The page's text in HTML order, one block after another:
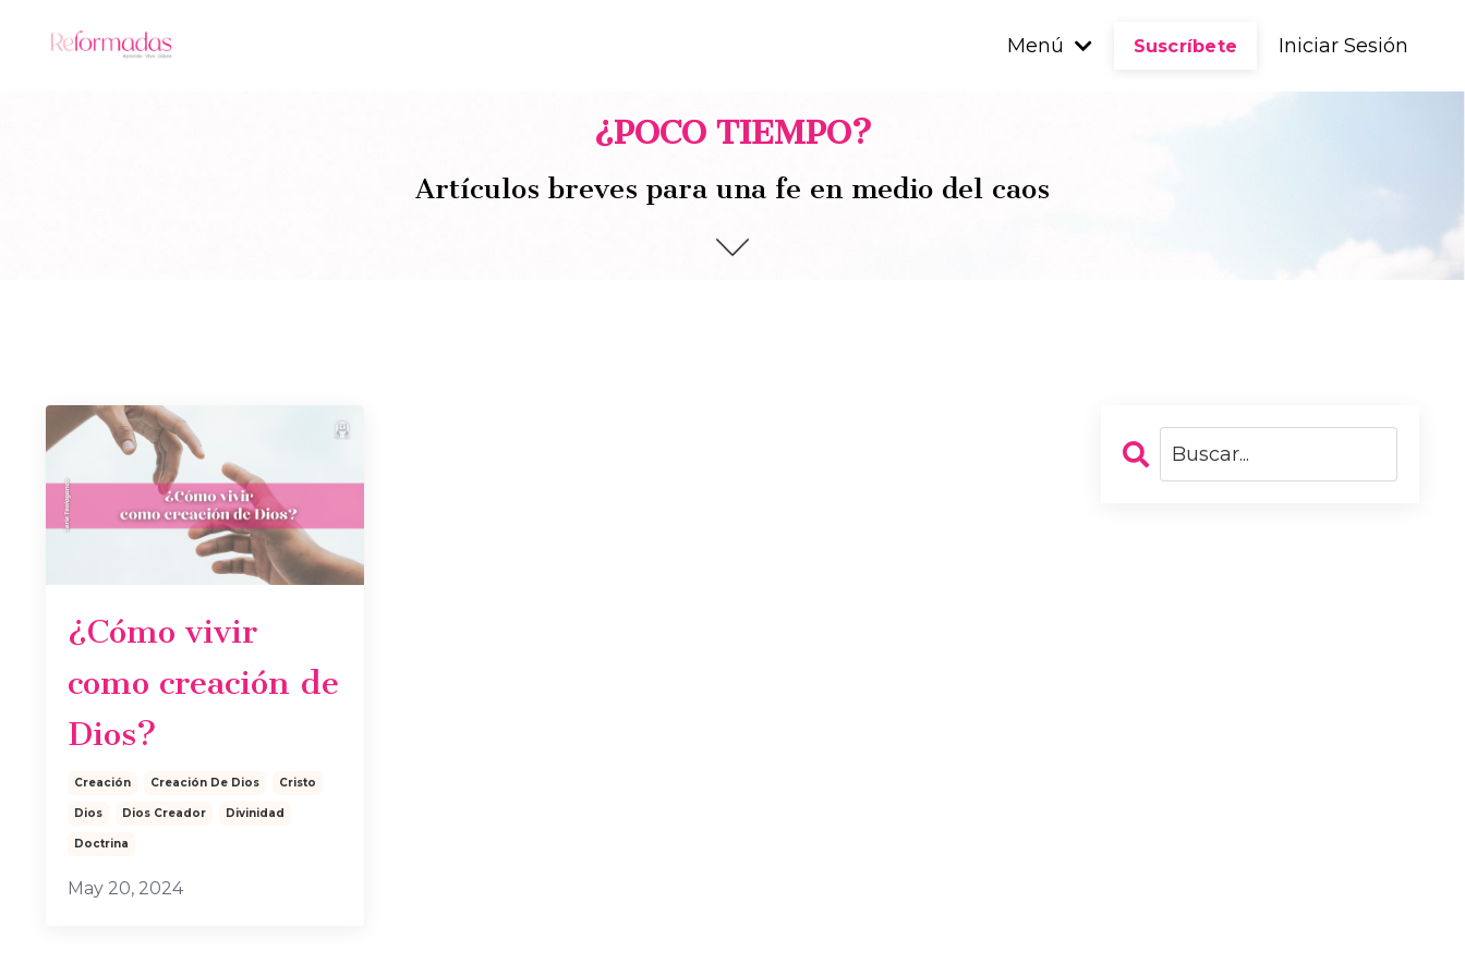
Menú Suscríbete Iniciar Sesión
¿POCO TIEMPO?
Artículos breves para una fe en medio del caos
¿Cómo vivir
como creación de
Dios?
Creación Creación De Dios Cristo
Dios Dios Creador Divinidad
Doctrina
May 20, 2024